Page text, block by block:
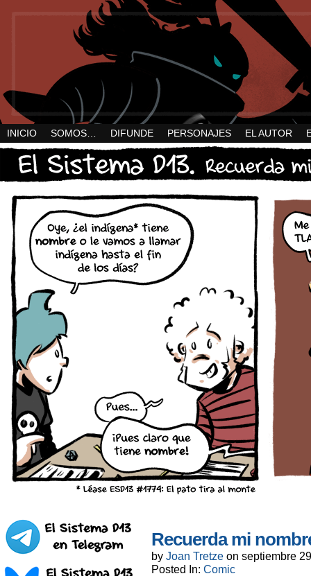
INICIO SOMOS… DIFUNDE PERSONAJES EL AUTOR
Recuerda mi
by Joan Tretze on septiembre
Posted In: Comic